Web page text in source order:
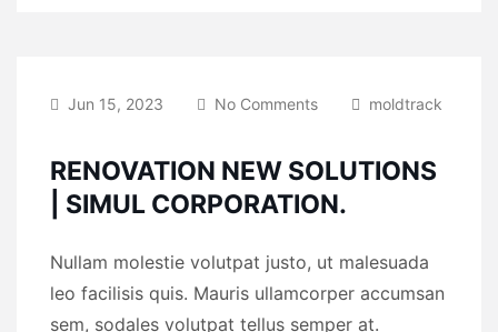
Jun 15, 2023 No Comments moldtrack
RENOVATION NEW SOLUTIONS
| SIMUL CORPORATION.
Nullam molestie volutpat justo, ut malesuada
leo facilisis quis. Mauris ullamcorper accumsan
sem, sodales volutpat tellus semper at.